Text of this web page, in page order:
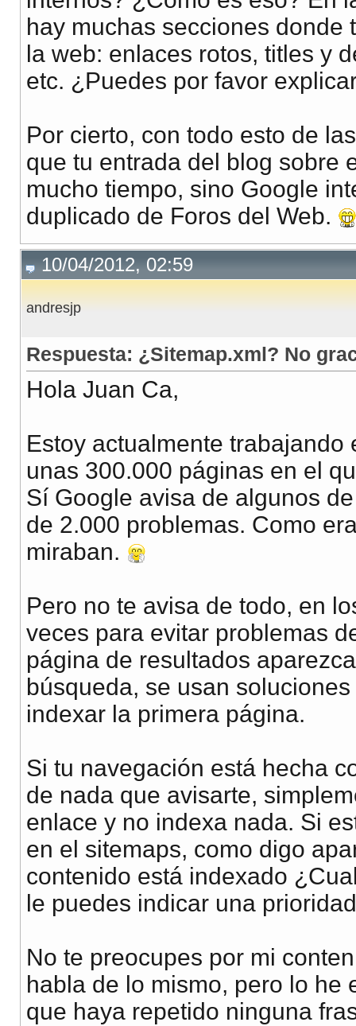
hay muchas secciones
la web: enlaces rotos, titles y
etc. ¿Puedes por favor
Por cierto, con todo esto de
que tu entrada del blog sobre
mucho tiempo, sino Google
duplicado de Foros del Web.
10/04/2012, 02:59
andresjp
Respuesta: ¿Sitemap.xml? No
Hola Juan Ca,
Estoy actualmente
unas 300.000 páginas en el
Sí Google avisa de algunos
de 2.000 problemas. Como
miraban.
Pero no te avisa de todo, en
veces para evitar problemas
página de resultados
búsqueda, se usan
indexar la primera página.
Si tu navegación está hecha
de nada que avisarte,
enlace y no indexa nada. Si
en el sitemaps, como digo
contenido está indexado
le puedes indicar una
No te preocupes por mi
habla de lo mismo, pero lo he
que haya repetido ninguna